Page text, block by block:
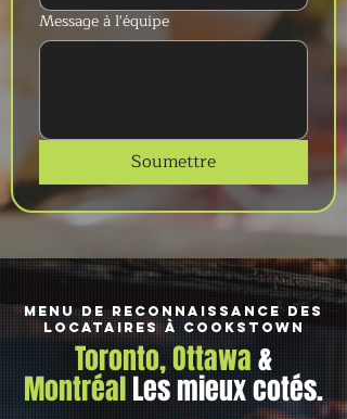
Message à l'équipe
Soumettre
Menu de reconnaissance des
locataires à Cookstown
Toronto, Ottawa&
MontréalLes mieux cotés.